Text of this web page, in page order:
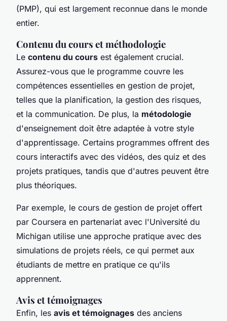
(PMP), qui est largement reconnue dans le monde
entier.
Contenu du cours et méthodologie
Le contenu du cours est également crucial.
Assurez-vous que le programme couvre les
compétences essentielles en gestion de projet,
telles que la planification, la gestion des risques,
et la communication. De plus, la métodologie
d'enseignement doit être adaptée à votre style
d'apprentissage. Certains programmes offrent des
cours interactifs avec des vidéos, des quiz et des
projets pratiques, tandis que d'autres peuvent être
plus théoriques.
Par exemple, le cours de gestion de projet offert
par Coursera en partenariat avec l'Université du
Michigan utilise une approche pratique avec des
simulations de projets réels, ce qui permet aux
étudiants de mettre en pratique ce qu'ils
apprennent.
Avis et témoignages
Enfin, les avis et témoignages des anciens